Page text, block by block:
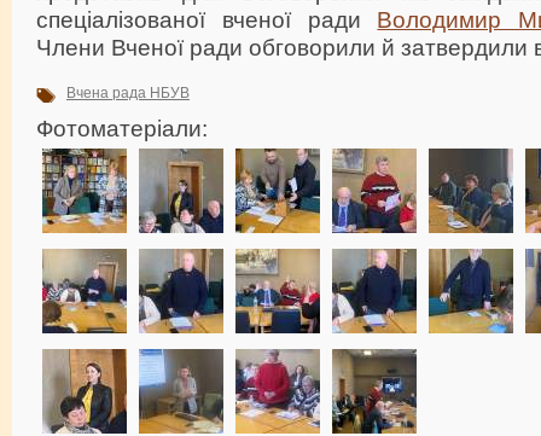
спеціалізованої вченої ради Володимир
Члени Вченої ради обговорили й затвердили
Вчена рада НБУВ
Фотоматеріали: